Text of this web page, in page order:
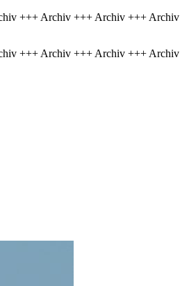
+++ Archiv +++ Archiv +++ Archiv
+++ Archiv +++ Archiv +++ Archiv